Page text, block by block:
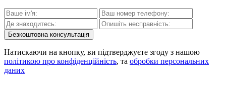
Безкоштовна консультація
Натискаючи на кнопку, ви підтверджуєте згоду з нашою
політикою про конфіденційність, та обробки персональних
даних